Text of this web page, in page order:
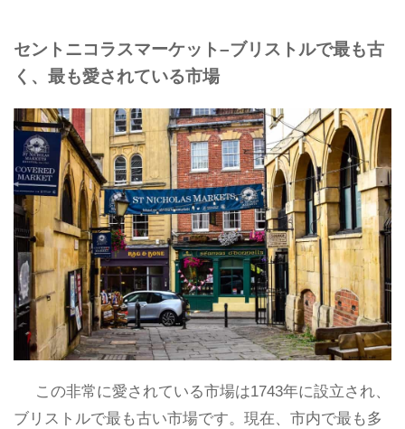
セントニコラスマーケット–ブリストルで最も古
く、最も愛されている市場
この非常に愛されている市場は1743年に設立され、
ブリストルで最も古い市場です。現在、市内で最も多